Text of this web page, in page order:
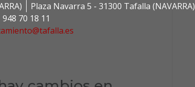
Plaza Navarra 5 - 31300 Tafalla (NAVARRA)
948 70 18 11